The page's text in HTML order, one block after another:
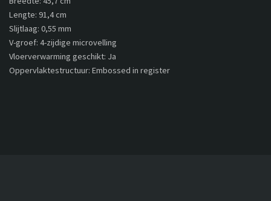
Lengte: 91,4 cm
Slijtlaag: 0,55 mm
V-groef: 4-zijdige microvelling
Vloerverwarming geschikt: Ja
Oppervlaktestructuur: Embossed in register